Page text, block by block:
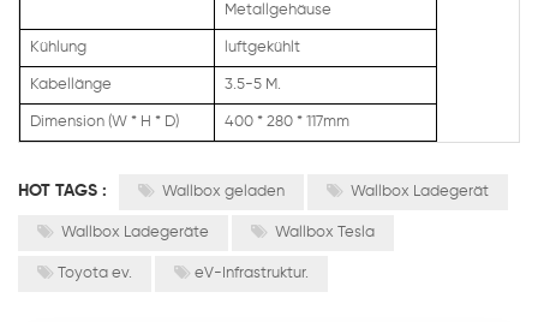
Metallgehäuse
Kühlung luftgekühlt
Kabellänge 3.5-5 M.
Dimension (W * H * D) 400 * 280 * 117mm
HOT TAGS : Wallbox geladen Wallbox Ladegerät
Wallbox Ladegeräte Wallbox Tesla
Toyota ev. eV-Infrastruktur.